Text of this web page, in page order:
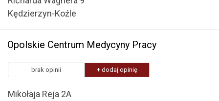
Kędzierzyn-Koźle
Opolskie Centrum Medycyny Pracy
brak opinii + dodaj opinię
Mikołaja Reja 2A